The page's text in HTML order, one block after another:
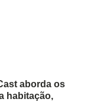
aborda os
habitação,